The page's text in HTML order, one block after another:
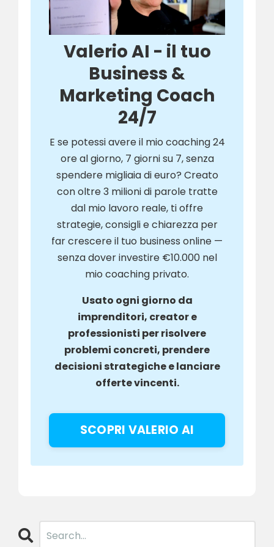
Valerio AI - il tuo
Business &
Marketing Coach
24/7
E se potessi avere il mio coaching 24
ore al giorno, 7 giorni su 7, senza
spendere migliaia di euro? Creato
con oltre 3 milioni di parole tratte
dal mio lavoro reale, ti offre
strategie, consigli e chiarezza per
far crescere il tuo business online —
senza dover investire €10.000 nel
mio coaching privato.
Usato ogni giorno da
imprenditori, creator e
professionisti per risolvere
problemi concreti, prendere
decisioni strategiche e lanciare
offerte vincenti.
SCOPRI VALERIO AI